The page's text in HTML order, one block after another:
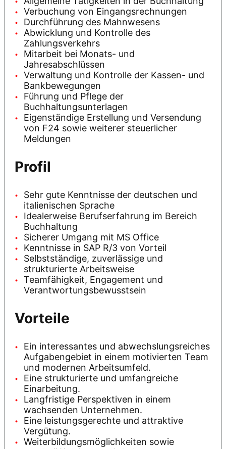
Verbuchung von Eingangsrechnungen
Durchführung des Mahnwesens
Abwicklung und Kontrolle des
Zahlungsverkehrs
Mitarbeit bei Monats- und
Jahresabschlüssen
Verwaltung und Kontrolle der Kassen- und
Bankbewegungen
Führung und Pflege der
Buchhaltungsunterlagen
Eigenständige Erstellung und Versendung
von F24 sowie weiterer steuerlicher
Meldungen
Profil
Sehr gute Kenntnisse der deutschen und
italienischen Sprache
Idealerweise Berufserfahrung im Bereich
Buchhaltung
Sicherer Umgang mit MS Office
Kenntnisse in SAP R/3 von Vorteil
Selbstständige, zuverlässige und
strukturierte Arbeitsweise
Teamfähigkeit, Engagement und
Verantwortungsbewusstsein
Vorteile
Ein interessantes und abwechslungsreiches
Aufgabengebiet in einem motivierten Team
und modernen Arbeitsumfeld.
Eine strukturierte und umfangreiche
Einarbeitung.
Langfristige Perspektiven in einem
wachsenden Unternehmen.
Eine leistungsgerechte und attraktive
Vergütung.
Weiterbildungsmöglichkeiten sowie